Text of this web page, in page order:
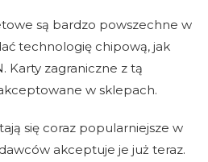
są bardzo powszechne w
technologię chipową, jak
Karty zagraniczne z tą
w sklepach.
się coraz popularniejsze w
akceptuje je już teraz.